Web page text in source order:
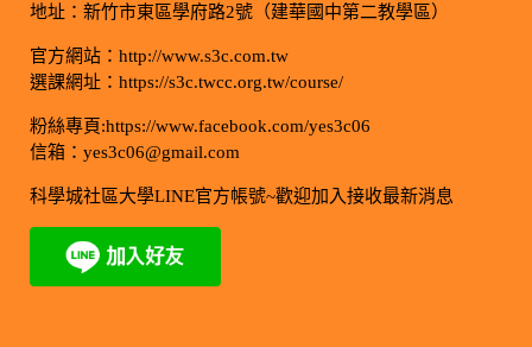
地址：新竹市東區學府路2號（建華國中第二教學區）
官方網站：http://www.s3c.com.tw
選課網址：https://s3c.twcc.org.tw/course/
粉絲專頁:https://www.facebook.com/yes3c06
信箱：yes3c06@gmail.com
科學城社區大學LINE官方帳號~歡迎加入接收最新消息